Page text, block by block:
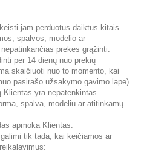
jam perduotus daiktus kitais
spalvos, modelio ar
prekes grąžinti.
per 14 dienų nuo prekių
skaičiuoti nuo to momento, kai
pasirašo užsakymo gavimo lape).
yra nepatenkintas
spalva, modeliu ar atitinkamų
apmoka Klientas.
tik tada, kai keičiamos ar